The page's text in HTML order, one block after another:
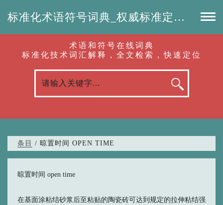
标准化术语符号词典_权威标准定义_专业词汇查询-认准啦（RenZhunLa.com）
术语和符号在线词典
标准化技术词汇解释，全文检索，快速定位
条目 / 晾置时间 OPEN TIME
晾置时间 open time
在基面涂粘结砂浆后至粘贴的陶瓷砖可达到规定的拉伸粘结强